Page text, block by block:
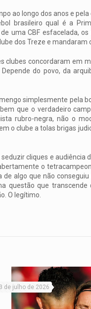
ao longo dos anos e
brasileiro qual é a
uma CBF esfacelada,
dos Treze e mandaram
clubes concordaram em
do povo, da
simplesmente pela
que o verdadeiro
rubro-negra, não o
o clube a tolas brigas
cliques e audiência
o
algo que não
questão que transcende
O legítimo.
3 de julho de 2026